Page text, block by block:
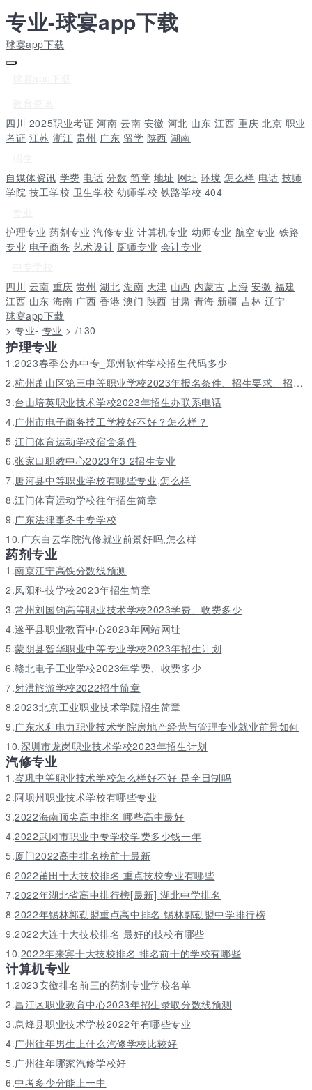
专业-球宴app下载
球宴app下载
四川 2025职业考证 河南 云南 安徽 河北 山东 江西 重庆 北京 职业
考证 江苏 浙江 贵州 广东 留学 陕西 湖南
自媒体资讯 学费 电话 分数 简章 地址 网址 环境 怎么样 电话 技师
学院 技工学校 卫生学校 幼师学校 铁路学校 404
护理专业 药剂专业 汽修专业 计算机专业 幼师专业 航空专业 铁路
专业 电子商务 艺术设计 厨师专业 会计专业
四川 云南 重庆 贵州 湖北 湖南 天津 山西 内蒙古 上海 安徽 福建
江西 山东 海南 广西 香港 澳门 陕西 甘肃 青海 新疆 吉林 辽宁
球宴app下载
> 专业- 专业 > /130
护理专业
1.2023春季公办中专_郑州软件学校招生代码多少
2.杭州萧山区第三中等职业学校2023年报名条件、招生要求、招生对象
3.台山培英职业技术学校2023年招生办联系电话
4.广州市电子商务技工学校好不好？怎么样？
5.江门体育运动学校宿舍条件
6.张家口职教中心2023年3 2招生专业
7.唐河县中等职业学校有哪些专业,怎么样
8.江门体育运动学校往年招生简章
9.广东法律事务中专学校
10.广东白云学院汽修就业前景好吗,怎么样
药剂专业
1.南京江宁高铁分数线预测
2.凤阳科技学校2023年招生简章
3.常州刘国钧高等职业技术学校2023学费、收费多少
4.遂平县职业教育中心2023年网站网址
5.蒙阴县智华职业中等专业学校2023年招生计划
6.赣北电子工业学校2023年学费、收费多少
7.射洪旅游学校2022招生简章
8.2023北京工业职业技术学院招生简章
9.广东水利电力职业技术学院房地产经营与管理专业就业前景如何
10.深圳市龙岗职业技术学校2023年招生计划
汽修专业
1.岑巩中等职业技术学校怎么样好不好 是全日制吗
2.阿坝州职业技术学校有哪些专业
3.2022海南顶尖高中排名 哪些高中最好
4.2022武冈市职业中专学校学费多少钱一年
5.厦门2022高中排名榜前十最新
6.2022莆田十大技校排名 重点技校专业有哪些
7.2022年湖北省高中排行榜[最新] 湖北中学排名
8.2022年锡林郭勒盟重点高中排名 锡林郭勒盟中学排行榜
9.2022大连十大技校排名 最好的技校有哪些
10.2022年来宾十大技校排名 排名前十的学校有哪些
计算机专业
1.2023安徽排名前三的药剂专业学校名单
2.昌江区职业教育中心2023年招生录取分数线预测
3.息烽县职业技术学校2022年有哪些专业
4.广州往年男生上什么汽修学校比较好
5.广州往年哪家汽修学校好
6.中考多少分能上一中